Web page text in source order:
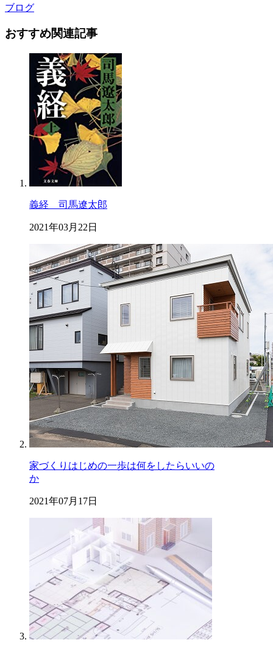
ブログ
おすすめ関連記事
義経 司馬遼太郎
2021年03月22日
家づくりはじめの一歩は何をしたらいいの
か
2021年07月17日